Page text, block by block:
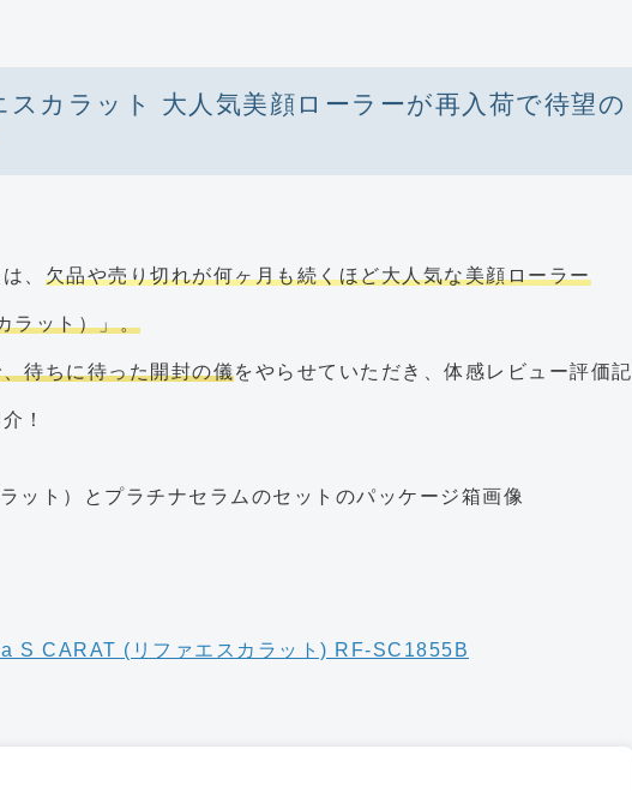
カラット 大人気美顔ローラーが再入荷で待望の
、 欠品や売り切れが何ヶ月も続くほど大人気な美顔ローラー
ラット）」。
待ちに待った開封の儀をやらせていただき、体感レビュー評価記
！
S CARAT (リファエスカラット) RF-SC1855B